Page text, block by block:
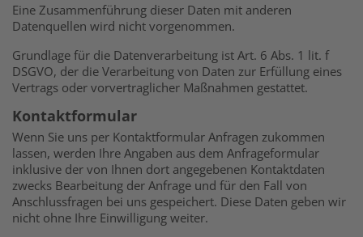
Eine Zusammenführung dieser Daten mit anderen
Datenquellen wird nicht vorgenommen.
Grundlage für die Datenverarbeitung ist Art. 6 Abs. 1 lit. f
DSGVO, der die Verarbeitung von Daten zur Erfüllung eines
Vertrags oder vorvertraglicher Maßnahmen gestattet.
Kontaktformular
Wenn Sie uns per Kontaktformular Anfragen zukommen
lassen, werden Ihre Angaben aus dem Anfrageformular
inklusive der von Ihnen dort angegebenen Kontaktdaten
zwecks Bearbeitung der Anfrage und für den Fall von
Anschlussfragen bei uns gespeichert. Diese Daten geben wir
nicht ohne Ihre Einwilligung weiter.